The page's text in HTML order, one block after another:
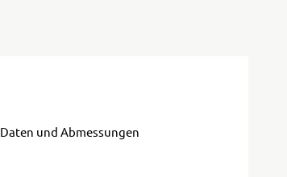
Daten und Abmessungen